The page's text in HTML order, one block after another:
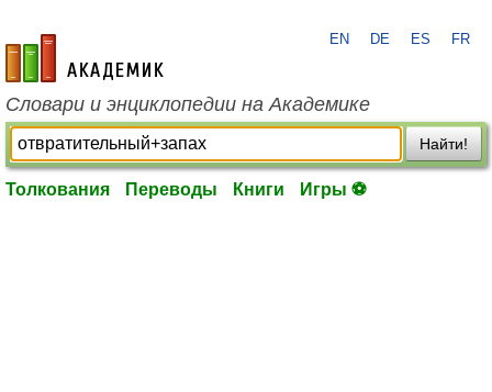
academic.ru
EN DE ES FR
Словари и энциклопедии на Академике
Найти!
Толкования Переводы Книги Игры ⚽